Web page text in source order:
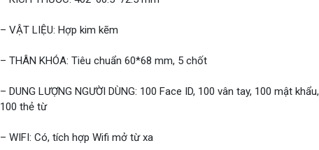
– VẬT LIỆU: Hợp kim kẽm
– THÂN KHÓA: Tiêu chuẩn 60*68 mm, 5 chốt
– DUNG LƯỢNG NGƯỜI DÙNG: 100 Face ID, 100 vân tay, 100 mật khẩu,
100 thẻ từ
– WIFI: Có, tích hợp Wifi mở từ xa